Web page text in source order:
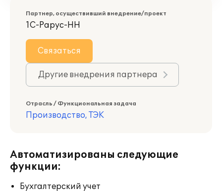
Партнер, осуществивший внедрение/проект
1С-Рарус-НН
Связаться
Другие внедрения партнера
Отрасль / Функциональная задача
Производство, ТЭК
Автоматизированы следующие
функции:
Бухгалтерский учет